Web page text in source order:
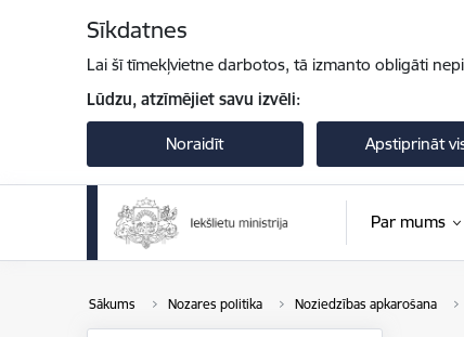
Sīkdatnes
Lai šī tīmekļvietne darbotos, tā izmanto obligāti
Lūdzu, atzīmējiet savu izvēli:
Noraidīt Apstiprināt
Par mums
Sākums Nozares politika Noziedzības apkarošana